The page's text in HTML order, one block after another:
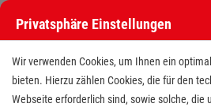
Privatsphäre Einstellungen
Wir verwenden Cookies, um Ihnen ein
bieten. Hierzu zählen Cookies, die für den
Webseite erforderlich sind, sowie solche, die